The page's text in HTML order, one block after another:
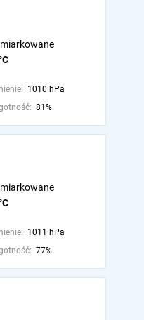
1010 hPa
81%
1011 hPa
77%